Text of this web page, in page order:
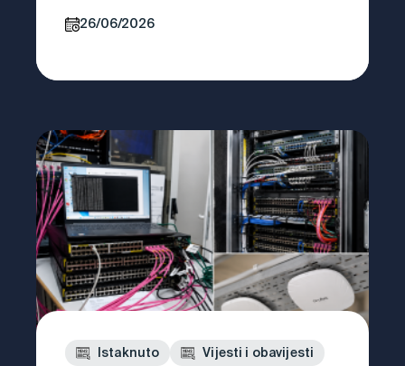
26/06/2026
Istaknuto Vijesti i obavijesti